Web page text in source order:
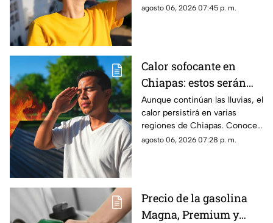
las regiones con probabilidad
agosto 06, 2026 07:45 p. m.
Calor sofocante en
Chiapas: estos serán
los municipios con las
temperaturas más altas
este viernes 7 de agosto
Aunque continúan las lluvias, el
calor persistirá en varias
regiones de Chiapas. Conoce
cuáles serán los municipios
agosto 06, 2026 07:28 p. m.
Precio de la gasolina
Magna, Premium y